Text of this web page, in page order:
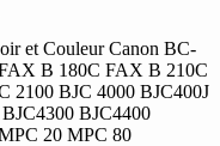
et Couleur Canon BC-
B 180C FAX B 210C
2100 BJC 4000 BJC400J
BJC4400
20 MPC 80